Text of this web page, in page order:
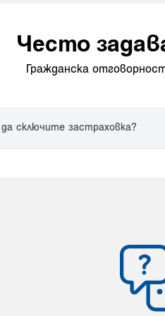
Често
Гражданска
сключите застраховка?